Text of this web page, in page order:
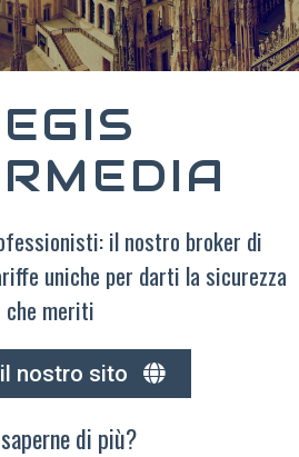
il nostro broker di
uniche per darti la sicurezza
che meriti
nostro sito
di più?